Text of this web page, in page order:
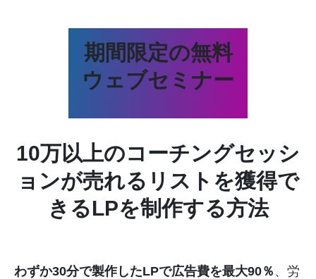
期間限定の無料
ウェブセミナー
10万以上のコーチングセッシ
ョンが売れるリストを獲得で
きるLPを制作する方法
わずか30分で製作したLPで広告費を最大90％ 、労